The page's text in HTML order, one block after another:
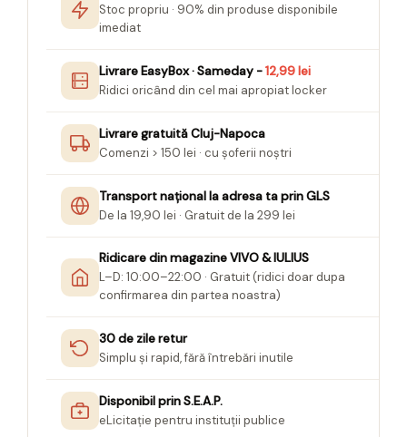
Stoc propriu · 90% din produse disponibile
imediat
Livrare EasyBox · Sameday -12,99 lei
Ridici oricând din cel mai apropiat locker
Livrare gratuită Cluj-Napoca
Comenzi > 150 lei · cu șoferii noștri
Transport național la adresa ta prin GLS
De la 19,90 lei · Gratuit de la 299 lei
Ridicare din magazine VIVO & IULIUS
L–D: 10:00–22:00 · Gratuit (ridici doar dupa
confirmarea din partea noastra)
30 de zile retur
Simplu și rapid, fără întrebări inutile
Disponibil prin S.E.A.P.
eLicitație pentru instituții publice